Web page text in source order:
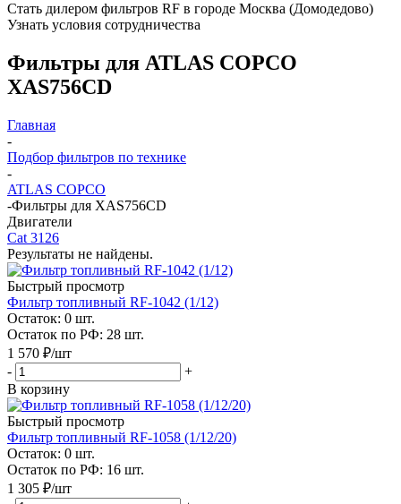
Стать дилером фильтров RF в городе Москва (Домодедово)
Узнать условия сотрудничества
Фильтры для ATLAS COPCO
XAS756CD
Главная
-
Подбор фильтров по технике
-
ATLAS COPCO
-Фильтры для XAS756CD
Двигатели
Cat 3126
Результаты не найдены.
Быстрый просмотр
Фильтр топливный RF-1042 (1/12)
Остаток: 0 шт.
Остаток по РФ: 28 шт.
1 570 ₽/шт
-
+
В корзину
Быстрый просмотр
Фильтр топливный RF-1058 (1/12/20)
Остаток: 0 шт.
Остаток по РФ: 16 шт.
1 305 ₽/шт